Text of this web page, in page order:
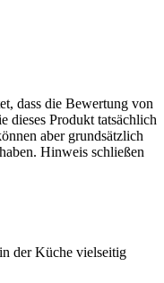
dass die Bewertung von
dieses Produkt tatsächlich
aber grundsätzlich
Hinweis schließen
der Küche vielseitig